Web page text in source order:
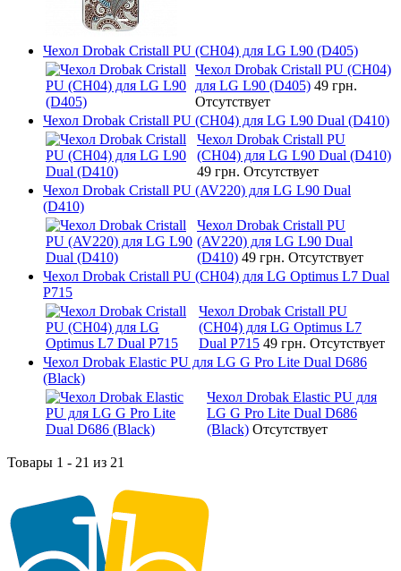
Чехол Drobak Cristall PU (CH04) для LG L90 (D405)
Чехол Drobak Cristall PU (CH04)
для LG L90 (D405) 49 грн.
Отсутствует
Чехол Drobak Cristall PU (CH04) для LG L90 Dual (D410)
Чехол Drobak Cristall PU
(CH04) для LG L90 Dual (D410)
49 грн. Отсутствует
Чехол Drobak Cristall PU (AV220) для LG L90 Dual
(D410)
Чехол Drobak Cristall PU
(AV220) для LG L90 Dual
(D410) 49 грн. Отсутствует
Чехол Drobak Cristall PU (CH04) для LG Optimus L7 Dual
P715
Чехол Drobak Cristall PU
(CH04) для LG Optimus L7
Dual P715 49 грн. Отсутствует
Чехол Drobak Elastic PU для LG G Pro Lite Dual D686
(Black)
Чехол Drobak Elastic PU для
LG G Pro Lite Dual D686
(Black) Отсутствует
Товары 1 - 21 из 21